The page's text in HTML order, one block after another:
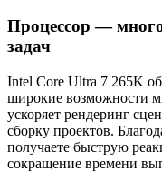
Процессор —
задач
Intel Core Ultra 7 265K
широкие возможности
ускоряет рендеринг
сборку проектов.
получаете быструю
сокращение времени